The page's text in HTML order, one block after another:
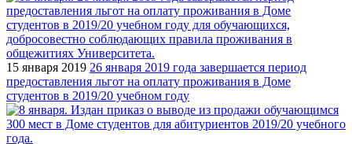
15 января 2019 26 января 2019 года завершается период
предоставления льгот на оплату проживания в Доме
студентов в 2019/20 учебном году